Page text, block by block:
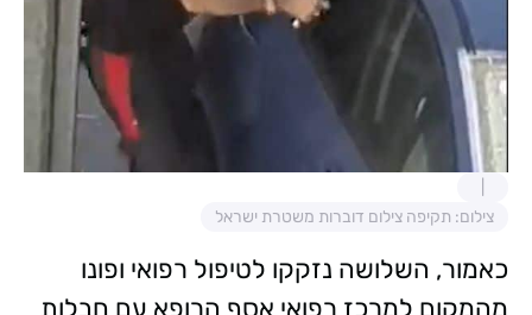
צילום: תקיפה צילום דוברות משטרת ישראל
כאמור, השלושה נזקקו לטיפול רפואי ופונו
מהמקום למרכז רפואי אסף הרופא עם חבלות